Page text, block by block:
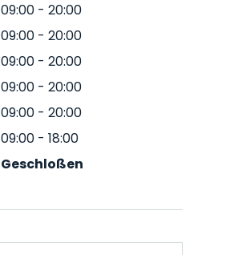
09:00 - 20:00
09:00 - 20:00
09:00 - 20:00
09:00 - 20:00
09:00 - 20:00
09:00 - 18:00
Geschloßen